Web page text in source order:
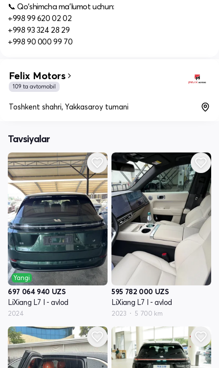
📞 Qo‘shimcha ma’lumot uchun:
+998 99 620 02 02
+998 93 324 28 29
+998 90 000 99 70
Felix Motors
109 ta avtomobil
Toshkent shahri, Yakkasaroy tumani
Tavsiyalar
Yangi
697 064 940 UZS
LiXiang L7 I - avlod
2024
595 782 000 UZS
LiXiang L7 I - avlod
2023 5 700 km